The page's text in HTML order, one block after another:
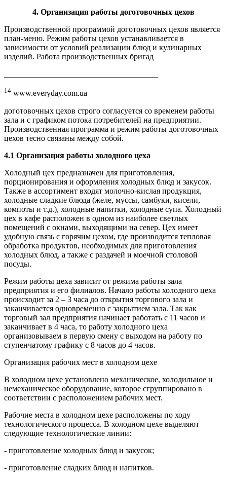
4. Организация работы доготовочных цехов
Производственной программой доготовочных цехов является
план-меню. Режим работы цехов устанавливается в
зависимости от условий реализации блюд и кулинарных
изделий. Работа производственных бригад
14 www.everyday.com.ua
доготовочных цехов строго согласуется со временем работы
зала и с графиком потока потребителей на предприятии.
Производственная программа и режим работы доготовочных
цехов тесно связаны между собой.
4.1 Организация работы холодного цеха
Холодный цех предназначен для приготовления,
порционирования и оформления холодных блюд и закусок.
Также в ассортимент входят молочно-кислая продукция,
холодные сладкие блюда (желе, муссы, самбуки, кисели,
компоты и т.д.), холодные напитки, холодные супа. Холодный
цех в кафе расположен в одном из наиболее светлых
помещений с окнами, выходящими на север. Цех имеет
удобную связь с горячим цехом, где производится тепловая
обработка продуктов, необходимых для приготовления
холодных блюд, а также с раздачей и моечной столовой
посуды.
Режим работы цеха зависит от режима работы зала
предприятия и его филиалов. Начало работы холодного цеха
происходит за 2 – 3 часа до открытия торгового зала и
заканчивается одновременно с закрытием зала. Так как
торговый зал предприятия начинает работать с 11 часов и
заканчивает в 4 часа, то работу холодного цеха
организовываем в первую смену с выходом на работу по
ступенчатому графику с 8 часов до 4 часов.
Организация рабочих мест в холодном цехе
В холодном цехе установлено механическое, холодильное и
немеханическое оборудование, которое сгруппировано в
соответствии с расположением рабочих мест.
Рабочие места в холодном цехе расположены по ходу
технологического процесса. В холодном цехе выделяют
следующие технологические линии:
- приготовление холодных блюд и закусок;
- приготовление сладких блюд и напитков.